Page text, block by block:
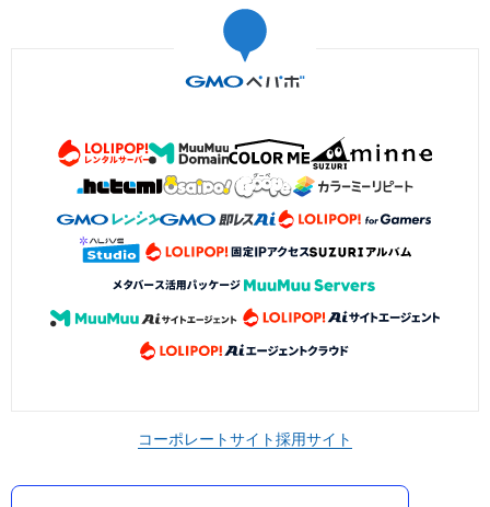
コーポレートサイト採用サイト